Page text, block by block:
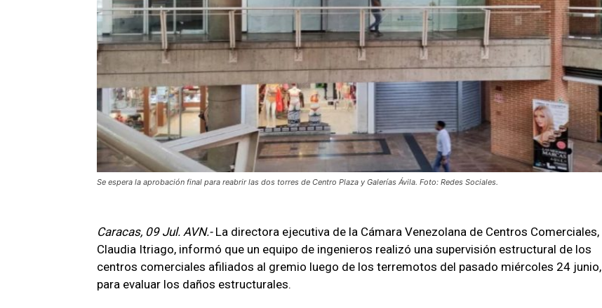
Se espera la aprobación final para reabrir las dos torres de Centro Plaza y Galerías Ávila. Foto: Redes Sociales.
Caracas, 09 Jul. AVN.- La directora ejecutiva de la Cámara Venezolana de Centros Comerciales,
Claudia Itriago, informó que un equipo de ingenieros realizó una supervisión estructural de los
centros comerciales afiliados al gremio luego de los terremotos del pasado miércoles 24 junio,
para evaluar los daños estructurales.